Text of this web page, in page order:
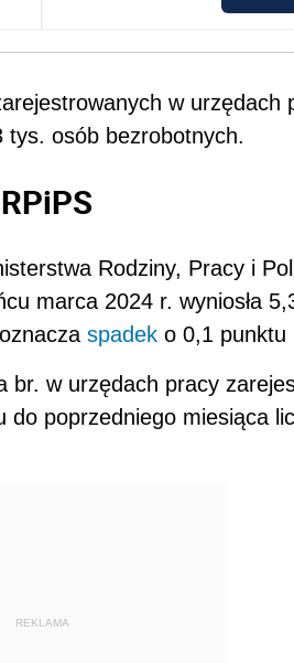
w urzędach
tys. osób bezrobotnych.
Rodziny, Pracy i
marca 2024 r. wyniosła
spadek o 0,1 punktu
br. w urzędach pracy
poprzedniego miesiąca
REKLAMA